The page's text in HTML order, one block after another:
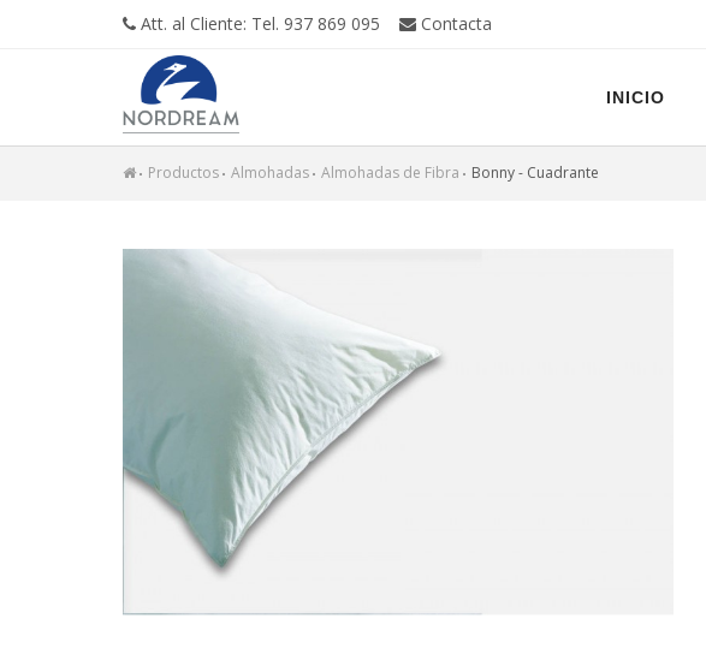
Att. al Cliente: Tel. 937 869 095 Contacta
INICIO
Productos Almohadas Almohadas de Fibra Bonny - Cuadrante